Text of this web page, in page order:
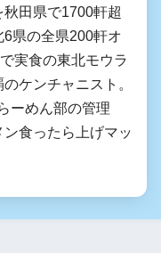
田県で1700軒超
県の全県200軒オ
実食の東北モウラ
ケンチャニスト。
ーめん部の管理
食ったら上げマッ